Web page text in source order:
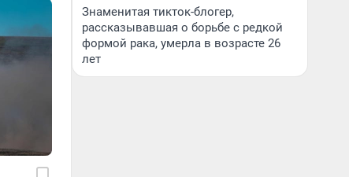
Знаменитая тикток-блогер,
рассказывавшая о борьбе с редкой
формой рака, умерла в возрасте 26
лет